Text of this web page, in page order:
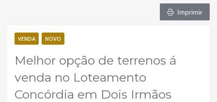
Imprimir
VENDA NOVO
Melhor opção de terrenos á
venda no Loteamento
Concórdia em Dois Irmãos